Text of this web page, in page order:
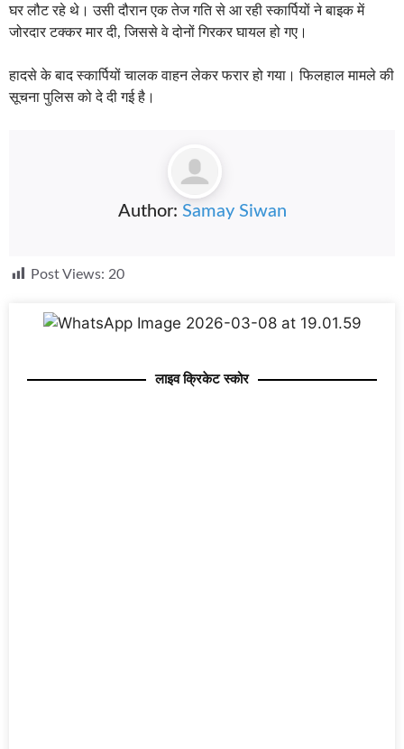
घर लौट रहे थे। उसी दौरान एक तेज गति से आ रही स्कार्पियों ने बाइक में
जोरदार टक्कर मार दी, जिससे वे दोनों गिरकर घायल हो गए।
हादसे के बाद स्कार्पियों चालक वाहन लेकर फरार हो गया। फिलहाल मामले की
सूचना पुलिस को दे दी गई है।
Author: Samay Siwan
Post Views: 20
लाइव क्रिकेट स्कोर